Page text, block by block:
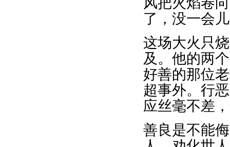
了，没一会
这场大火只
及。他的两
好善的那位
超事外。行
应丝毫不差
善良是不能